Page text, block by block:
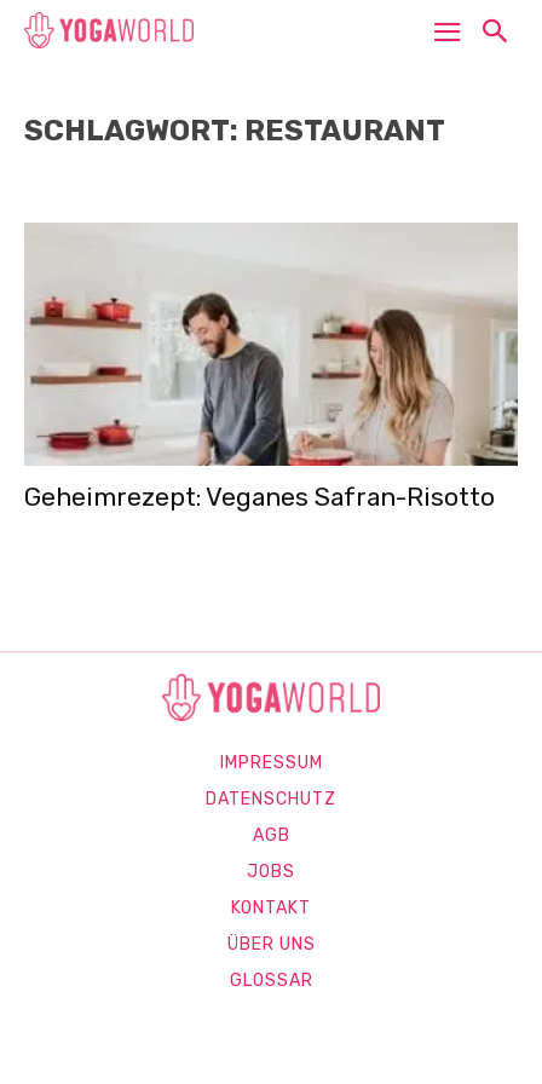
SCHLAGWORT: RESTAURANT
Geheimrezept: Veganes Safran-Risotto
IMPRESSUM
DATENSCHUTZ
AGB
JOBS
KONTAKT
ÜBER UNS
GLOSSAR